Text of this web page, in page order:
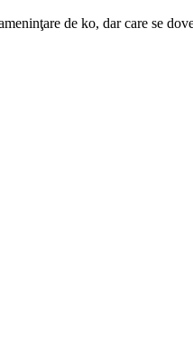
de ko, dar care se